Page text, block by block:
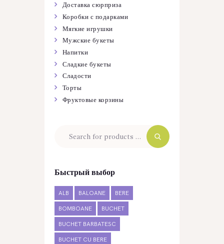
Доставка сюрприза
Коробки с подарками
Мягкие игрушки
Мужские букеты
Напитки
Сладкие букеты
Сладости
Торты
Фруктовые корзины
Быстрый выбор
ALB BALOANE BERE
BOMBOANE BUCHET
BUCHET BARBATESC
BUCHET CU BERE